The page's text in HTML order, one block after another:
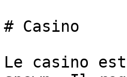
# Casino
Le casino